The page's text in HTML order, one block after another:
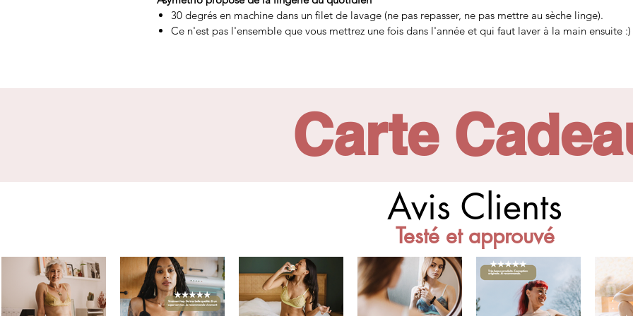
30 degrés en machine dans un filet de lavage (ne pas repasser, ne pas mettre au sèche linge).
Ce n'est pas l'ensemble que vous mettrez une fois dans l'année et qui faut laver à la main ensuite :)
Carte
Avis Clients
Testé et approuvé